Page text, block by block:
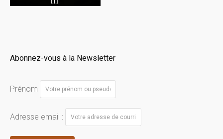
Abonnez-vous à la Newsletter
Prénom
Adresse email :